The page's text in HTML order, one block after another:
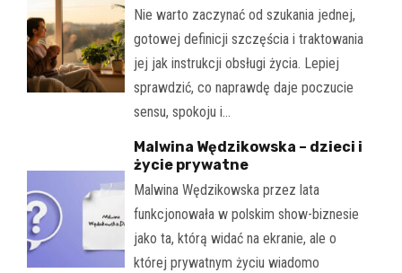
Nie warto zaczynać od szukania jednej,
gotowej definicji szczęścia i traktowania
jej jak instrukcji obsługi życia. Lepiej
sprawdzić, co naprawdę daje poczucie
sensu, spokoju i…
Malwina Wędzikowska – dzieci i
życie prywatne
Malwina Wędzikowska przez lata
funkcjonowała w polskim show-biznesie
jako ta, którą widać na ekranie, ale o
której prywatnym życiu wiadomo